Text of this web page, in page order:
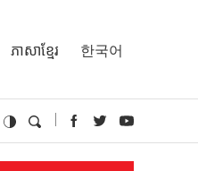
ភាសាខ្មែរ 한국어